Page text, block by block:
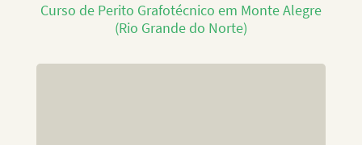
Curso de Perito Grafotécnico em Monte Alegre
(Rio Grande do Norte)